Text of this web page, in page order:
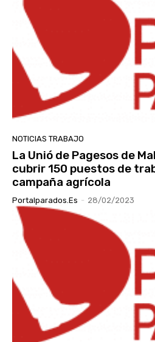
NOTICIAS TRABAJO
La Unió de Pagesos de
cubrir 150 puestos de
campaña agrícola
Portalparados.es - 28/02/2023